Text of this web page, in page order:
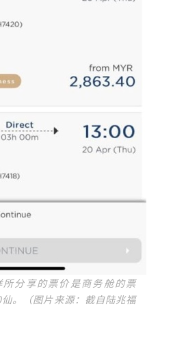
分享的票价是商务舱的票
。（图片来源：截自陆兆福